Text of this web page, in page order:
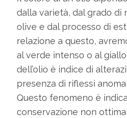
dalla varietà, dal grado di
olive e dal processo di
relazione a questo,
al verde intenso o al
dell’olio è indice di
presenza di riflessi
Questo fenomeno è
conservazione non